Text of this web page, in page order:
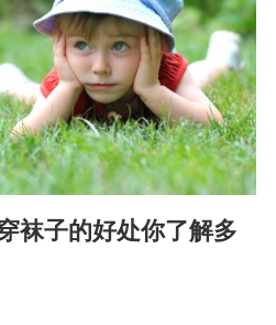
袜子的好处你了解多